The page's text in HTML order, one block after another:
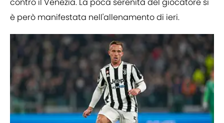
è però manifestata nell'allenamento di ieri.